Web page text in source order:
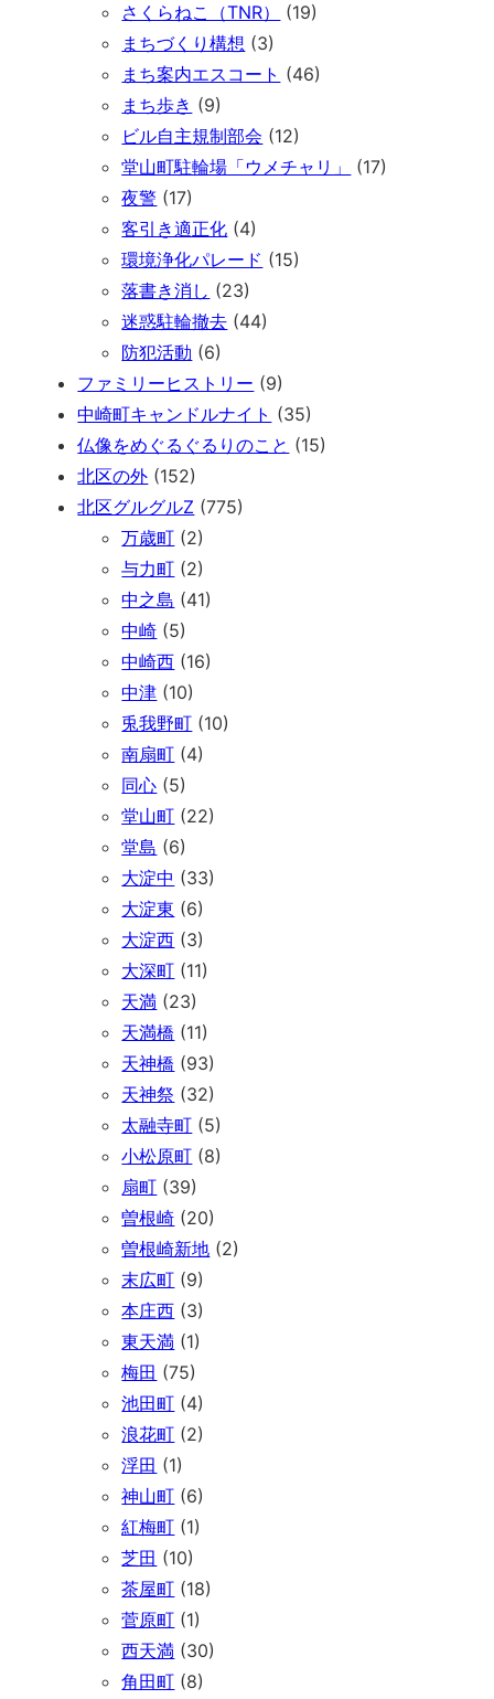
さくらねこ（TNR）
(19)
まちづくり構想 (3)
まち案内エスコート (46)
まち歩き (9)
ビル自主規制部会 (12)
堂山町駐輪場「ウメチャリ」
(17)
夜警 (17)
客引き適正化 (4)
環境浄化パレード (15)
落書き消し (23)
迷惑駐輪撤去 (44)
防犯活動 (6)
ファミリーヒストリー (9)
中崎町キャンドルナイト (35)
仏像をめぐるぐるりのこと (15)
北区の外 (152)
北区グルグルZ (775)
万歳町 (2)
与力町 (2)
中之島 (41)
中崎 (5)
中崎西 (16)
中津 (10)
兎我野町 (10)
南扇町 (4)
同心 (5)
堂山町 (22)
堂島 (6)
大淀中 (33)
大淀東 (6)
大淀西 (3)
大深町 (11)
天満 (23)
天満橋 (11)
天神橋 (93)
天神祭 (32)
太融寺町 (5)
小松原町 (8)
扇町 (39)
曽根崎 (20)
曽根崎新地 (2)
末広町 (9)
本庄西 (3)
東天満 (1)
梅田 (75)
池田町 (4)
浪花町 (2)
浮田 (1)
神山町 (6)
紅梅町 (1)
芝田 (10)
茶屋町 (18)
菅原町 (1)
西天満 (30)
角田町 (8)